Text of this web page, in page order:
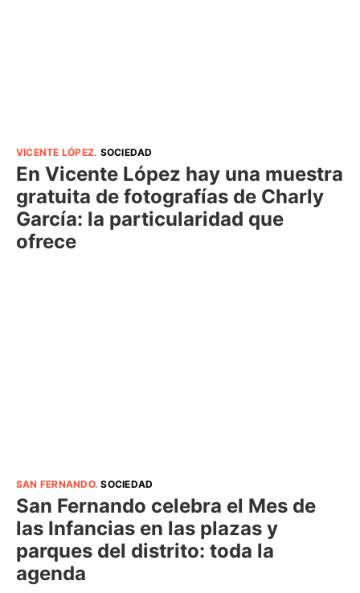
VICENTE LÓPEZ. SOCIEDAD
En Vicente López hay una muestra
gratuita de fotografías de Charly
García: la particularidad que
ofrece
SAN FERNANDO.SOCIEDAD
San Fernando celebra el Mes de
las Infancias en las plazas y
parques del distrito: toda la
agenda